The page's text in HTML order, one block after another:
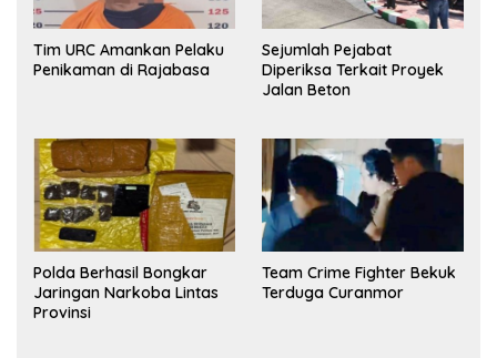
Tim URC Amankan Pelaku
Penikaman di Rajabasa
Sejumlah Pejabat
Diperiksa Terkait Proyek
Jalan Beton
Polda Berhasil Bongkar
Jaringan Narkoba Lintas
Provinsi
Team Crime Fighter Bekuk
Terduga Curanmor